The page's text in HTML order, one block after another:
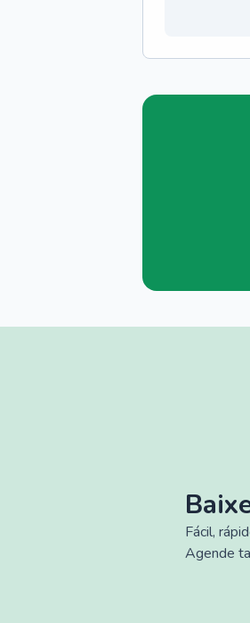
Fácil,
Agende